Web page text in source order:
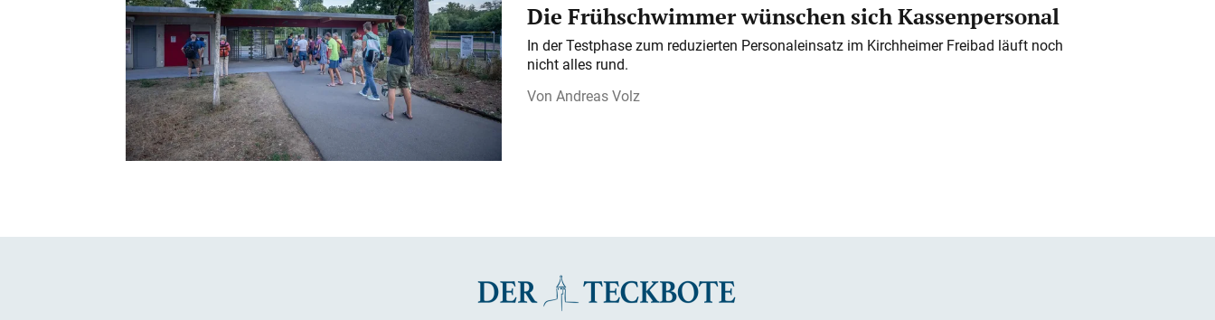
Die Frühschwimmer wünschen sich Kassenpersonal
In der Testphase zum reduzierten Personaleinsatz im Kirchheimer Freibad läuft noch
nicht alles rund.
Andreas Volz